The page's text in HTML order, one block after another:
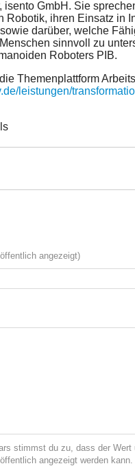
isento GmbH. Sie
Robotik, ihren Einsatz in
darüber, welche
sinnvoll zu
Roboters PIB.
Themenplattform
leistungen/
angezeigt)
stimmst du zu, dass der Wert
angezeigt werden